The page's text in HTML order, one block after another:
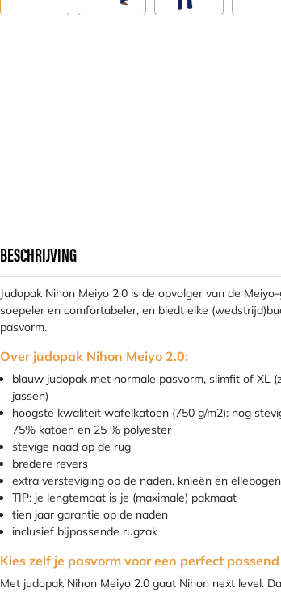
BESCHRIJVING
Judopak Nihon Meiyo 2.0 is de opvolger van de
soepeler en comfortabeler, en biedt elke
pasvorm.
Over judopak Nihon Meiyo 2.0:
blauw judopak met normale pasvorm, slimfit of XL
jassen)
hoogste kwaliteit wafelkatoen (750 g/m2): nog
75% katoen en 25 % polyester
stevige naad op de rug
bredere revers
extra versteviging op de naden, knieën en ellebogen
TIP: je lengtemaat is je (maximale) pakmaat
tien jaar garantie op de naden
inclusief bijpassende rugzak
Kies zelf je pasvorm voor een perfect
Met judopak Nihon Meiyo 2.0 gaat Nihon next level.